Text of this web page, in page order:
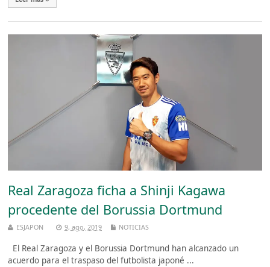
Real Zaragoza ficha a Shinji Kagawa
procedente del Borussia Dortmund
ESJAPON 9, ago, 2019 NOTICIAS
El Real Zaragoza y el Borussia Dortmund han alcanzado un
acuerdo para el traspaso del futbolista japoné ...